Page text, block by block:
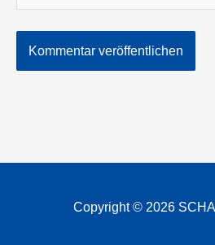
Copyright © 2026